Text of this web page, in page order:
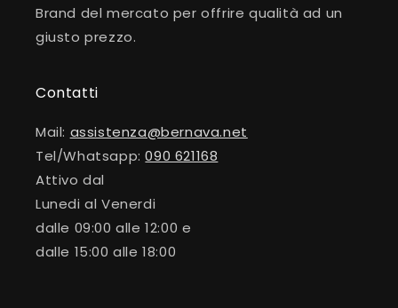
Brand del mercato per offrire qualità ad un
giusto prezzo.
Contatti
Mail: assistenza@bernava.net
Tel/Whatsapp:090 621168
Attivo dal
Lunedi al Venerdi
dalle 09:00 alle 12:00 e
dalle 15:00 alle 18:00